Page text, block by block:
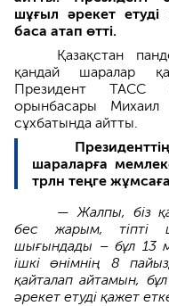
шұғыл әрекет
баса атап өтті.
Қазақстан
қандай шаралар
Президент ТАСС
орынбасары Михаил
сұхбатында айтты.
шараларға
трлн теңге
—Жалпы, біз
бес жарым, тіпті
шығындады – бұл 13
ішкі өнімнің 8
қайталап айтамын,
әрекет етуді қажет